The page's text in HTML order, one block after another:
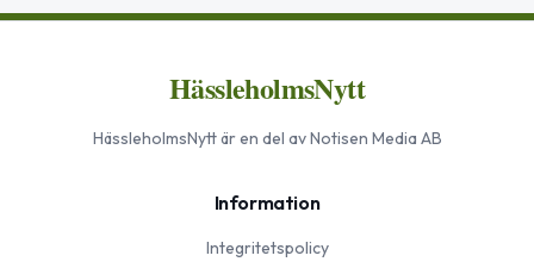
HässleholmsNytt
HässleholmsNyttär en del av Notisen Media AB
Information
Integritetspolicy